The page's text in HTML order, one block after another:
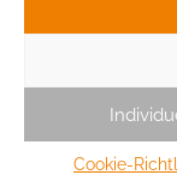
Cookie-